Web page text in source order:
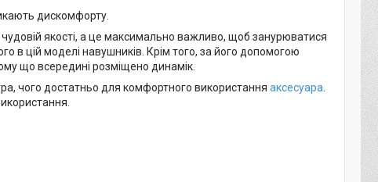
дискомфорту.
якості, а це максимально важливо, щоб занурюватися
в цій моделі навушників. Крім того, за його допомогою
що всередині розміщено динамік.
чого достатньо для комфортного використання аксесуара